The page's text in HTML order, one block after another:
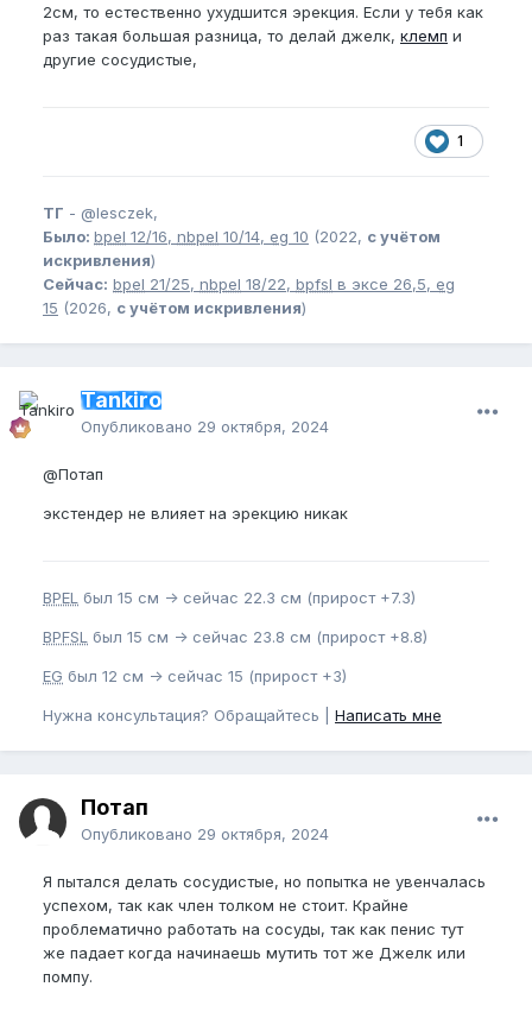
2см, то естественно ухудшится эрекция. Если у тебя как
раз такая большая разница, то делай джелк, клемп и
другие сосудистые,
1
ТГ - @lesczek,
Было: bpel 12/16, nbpel 10/14, eg 10 (2022, с учётом
искривления)
Сейчас: bpel 21/25, nbpel 18/22, bpfsl в эксе 26,5, eg
15 (2026, с учётом искривления)
Tankiro
Опубликовано 29 октября, 2024
@Потап
экстендер не влияет на эрекцию никак
BPEL был 15 см -> сейчас 22.3 см (прирост +7.3)
BPFSL был 15 см -> сейчас 23.8 см (прирост +8.8)
EG был 12 см -> сейчас 15 (прирост +3)
Нужна консультация? Обращайтесь | Написать мне
Потап
Опубликовано 29 октября, 2024
Я пытался делать сосудистые, но попытка не увенчалась
успехом, так как член толком не стоит. Крайне
проблематично работать на сосуды, так как пенис тут
же падает когда начинаешь мутить тот же Джелк или
помпу.